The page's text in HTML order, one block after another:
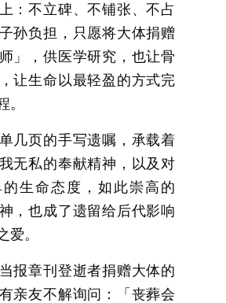
：不立碑、不铺张、不占
孙负担，只愿将大体捐赠
」，供医学研究，也让骨
让生命以最轻盈的方式完
。
几页的手写遗嘱，承载着
无私的奉献精神，以及对
生命态度，如此崇高的
，也成了遗留给后代影响
爱。
报章刊登逝者捐赠大体的
亲友不解询问：「丧葬会